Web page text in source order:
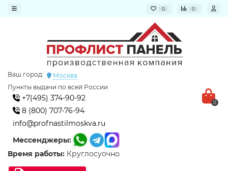
0 0
Ваш город:
Москва
Пункты выдачи по всей России
+7(495) 374-90-92
8 (800) 707-76-94
info@profnastilmoskva.ru
Мессенджеры:
Время работы: Круглосуочно
0